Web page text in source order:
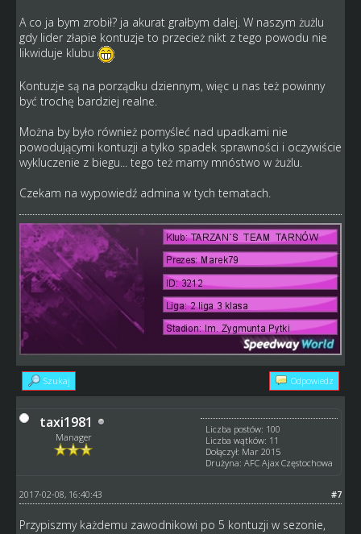
A co ja bym zrobił? ja akurat grałbym dalej. W naszym żużlu
gdy lider złapie kontuzje to przecież nikt z tego powodu nie
likwiduje klubu
Kontuzje są na porządku dziennym, więc u nas też powinny
być trochę bardziej realne.
Można by było również pomyśleć nad upadkami nie
powodującymi kontuzji a tylko spadek sprawności i oczywiście
wykluczenie z biegu... tego też mamy mnóstwo w żużlu.
Czekam na wypowiedź admina w tych tematach.
Szukaj Odpowiedz
taxi1981
Manager
Liczba postów: 100
Liczba wątków: 11
Dołączył: Mar 2015
Drużyna: AFC Ajax Częstochowa
#7
2017-02-08, 16:40:43
Przypiszmy każdemu zawodnikowi po 5 kontuzji w sezonie,